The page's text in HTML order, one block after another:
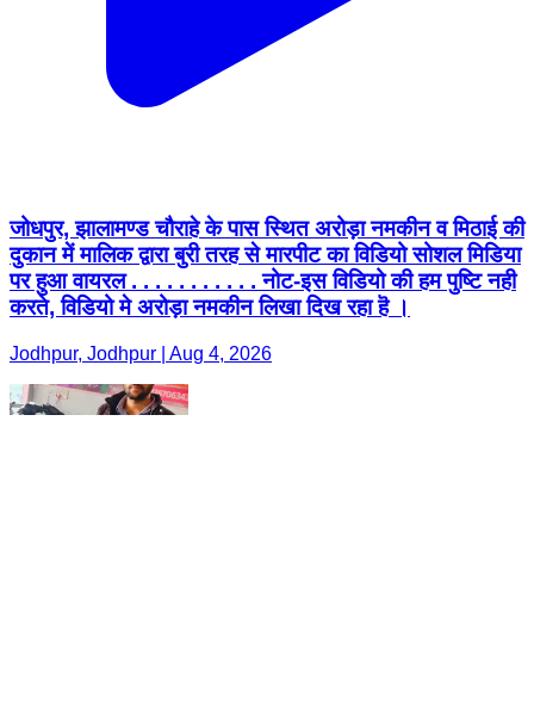
जोधपुर, झालामण्ड चौराहे के पास स्थित अरोड़ा नमकीन व मिठाई की
दुकान में मालिक द्वारा बुरी तरह से मारपीट का विडियो सोशल मिडिया
पर हुआ वायरल . . . . . . . . . . . नोट-इस विडियो की हम पुष्टि नही
करते, विडियो मे अरोड़ा नमकीन लिखा दिख रहा हॆ ।
Jodhpur, Jodhpur | Aug 4, 2026